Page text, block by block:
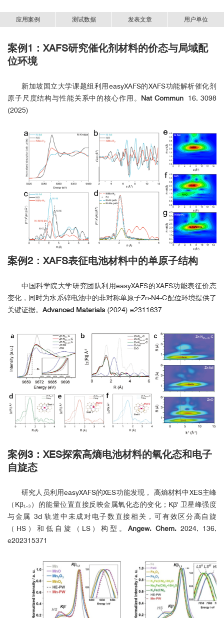
应用案例 测试数据 发表文章 用户单位
案例1：XAFS研究催化剂材料的价态与局域配
位环境
新加坡国立大学课题组利用easyXAFS的XAFS功能解析催化剂
原子尺度结构与性能关系中的核心作用。 Nat Commun 16, 3098
(2025)
案例2：XAFS表征电池材料中的单原子结构
中国科学院大学研究团队利用easyXAFS的XAFS功能表征价态
变化，同时为水系锌电池中的非对称单原子Zn-N4-C配位环境提供了
关键证据。 Advanced Materials (2024) e2311637
案例3：XES探索高熵电池材料的氧化态和电子
自旋态
研究人员利用easyXAFS的XES功能发现， 高熵材料中XES主峰
（Kβ₁,₃）的能量位置直接反映金属氧化态的变化；Kβ' 卫星峰强度
与金属 3d 轨道中未成对电子数直接相关，可有效区分高自旋
（HS）和低自旋（LS）构型。Angew. Chem. 2024, 136,
e202315371
超低含量 Ir：0.17 wt% Ir@C EXAFS与同步辐射光
RuO EXAFS 与同步辐射光源高度一致
近400篇 SCI论文通过使用台式XAFS/XES发表
超200套用户，市场占有率超60%（排名不分先
后）